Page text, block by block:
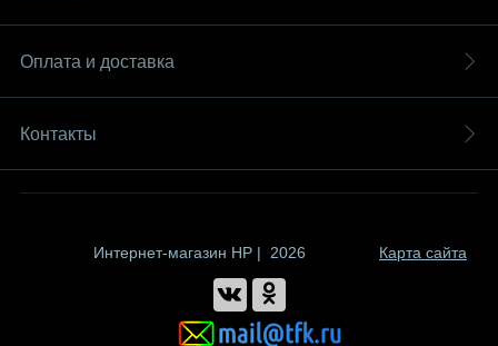
Оплата и доставка
Контакты
Интернет-магазин HP | 2026 Карта сайта